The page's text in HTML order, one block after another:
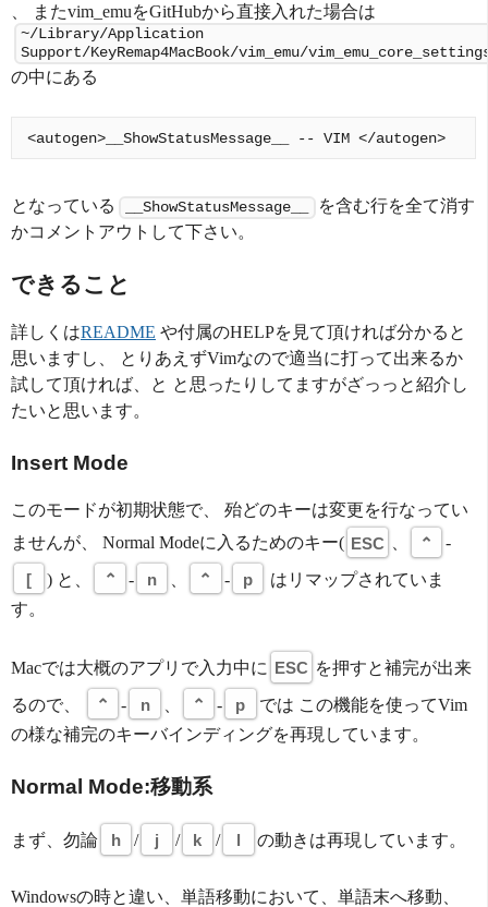
、 またvim_emuをGitHubから直接入れた場合は
~/Library/Application
Support/KeyRemap4MacBook/vim_emu/
の中にある
となっている __ShowStatusMessage__
を含む行を全て消す
かコメントアウトして下さい。
できること
詳しくはREADME や付属のHELPを見て頂ければ分かると
思いますし、 とりあえずVimなので適当に打って出来るか
試して頂ければ、と と思ったりしてますがざっっと紹介し
たいと思います。
Insert Mode
このモードが初期状態で、 殆どのキーは変更を行なってい
ませんが、 Normal Modeに入るためのキー( ESC 、 ⌃
-
[
) と、 ⌃ - n ⌃ - p
はリマップされていま
す。
Macでは大概のアプリで入力中に ESC を押すと補完が出来
るので、
⌃ - n ⌃ - p
では この機能を使ってVim
の様な補完のキーバインディングを再現しています。
Normal Mode:移動系
まず、勿論 h / j / k / l の動きは再現しています。
Windowsの時と違い、単語移動において、単語末へ移動、